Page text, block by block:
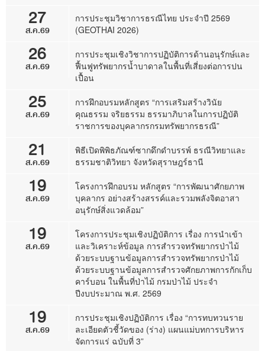
27
ส.ค.69
การประชุมวิชาการธรณีไทย ประจำปี 2569
(GEOTHAI 2026)
26
ส.ค.69
การประชุมเชิงวิชาการปฏิบัติการด้านอนุรักษ์และ
ฟื้นฟูทรัพยากรน้ำบาดาลในพื้นที่เสี่ยงต่อการปน
เปื้อน
25
ส.ค.69
การฝึกอบรมหลักสูตร “การเสริมสร้างวินัย
คุณธรรม จริยธรรม ธรรมาภิบาลในการปฏิบัติ
ราชการของบุคลากรกรมทรัพยากรธรณี”
21
ส.ค.69
พิธีเปิดพิพิธภัณฑ์ซากดึกดำบรรพ์ ธรณีวิทยาและ
ธรรมชาติวิทยา จังหวัดสุราษฎร์ธานี
19
ส.ค.69
โครงการฝึกอบรม หลักสูตร “การพัฒนาศักยภาพ
บุคลากร อย่างสร้างสรรค์และรวมพลังจิตอาสา
อนุรักษ์สิ่งแวดล้อม”
19
ส.ค.69
โครงการประชุมเชิงปฏิบัติการ เรื่อง การนำเข้า
และวิเคราะห์ข้อมูล การสำรวจทรัพยากรป่าไม้
ด้วยระบบฐานข้อมูลการสำรวจทรัพยากรป่าไม้
ด้วยระบบฐานข้อมูลการสำรวจศักยภาพการกักเก็บ
คาร์บอน ในพื้นที่ป่าไม้ กรมป่าไม้ ประจำ
ปีงบประมาณ พ.ศ. 2569
19
ส.ค.69
การประชุมเชิงปฏิบัติการ เรื่อง “การทบทวนราย
ละเอียดตัวชี้วัดของ (ร่าง) แผนแม่บทการบริหาร
จัดการแร่ ฉบับที่ 3”